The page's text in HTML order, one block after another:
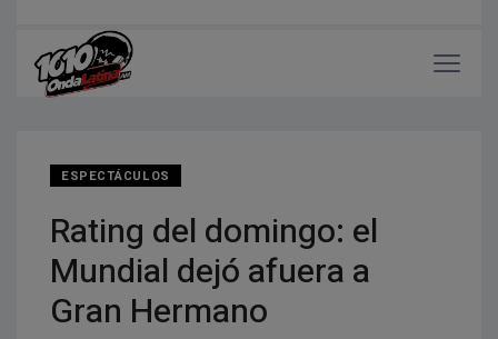
ESPECTÁCULOS
Rating del domingo: el
Mundial dejó afuera a
Gran Hermano